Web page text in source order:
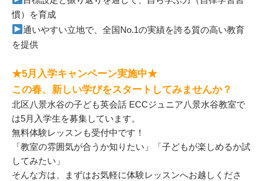
慣）を育成
通いやすい立地で、全国No.1の実績を誇る質の高い教育
を提供
★5月入学キャンペーン実施中★
この春、新しい学びをスタートしてみませんか？
北区八景水谷の子ども英会話 ECCジュニア八景水谷教室で
は5月入学生を募集しています。
無料体験レッスンも受付中です！
「教室の雰囲気が合うか知りたい」「子どもが楽しめるか試
してみたい」
そんな方は、まずはお気軽に体験レッスンへお越しくださ